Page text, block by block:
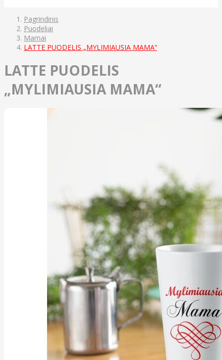
Pagrindinis
Puodeliai
Mamai
LATTE PUODELIS „MYLIMIAUSIA MAMA“
LATTE PUODELIS
„MYLIMIAUSIA MAMA“